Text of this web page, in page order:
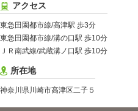
アクセス
東急田園都市線/高津駅 歩3分
東急田園都市線/溝の口駅 歩10分
ＪＲ南武線/武蔵溝ノ口駅 歩10分
所在地
神奈川県川崎市高津区二子５